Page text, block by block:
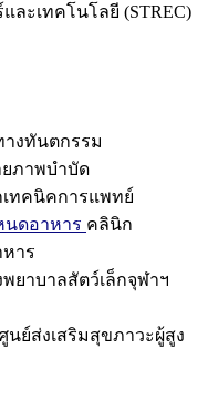
ละเทคโนโลยี (STREC)
างทันตกรรม
ภาพบำบัด
ทคนิคการแพทย์
นดอาหาร คลินิก
าร
พยาบาลสัตว์เล็กจุฬาฯ
นย์ส่งเสริมสุขภาวะผู้สูง